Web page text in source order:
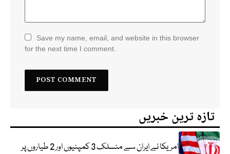
Save my name, email, and website in this browser
for the next time I comment.
تازہ ترین خبریں
امریکا نے ایران سے منسلک 3 کمپنیوں اور 2 طیاروں پر